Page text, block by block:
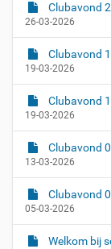
Clubavond
26-03-2026
Clubavond
19-03-2026
Clubavond
19-03-2026
Clubavond
13-03-2026
Clubavond
05-03-2026
Welkom bij